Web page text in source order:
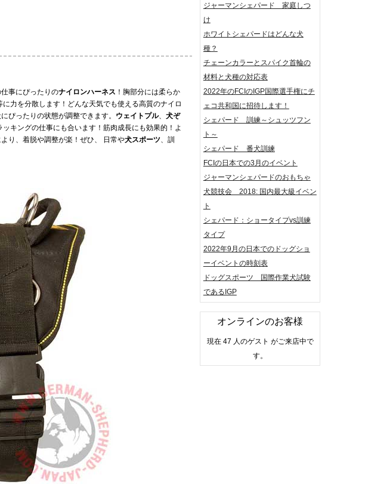
事にぴったりのナイロンハーネス ！胸部分には柔らか
力を分散します！どんな天気でも使える高質のナイロ
ぴったりの状態が調整できます。 ウェイトプル、 犬ぞ
キングの仕事にも合います！筋肉成長にも効果的！よ
り、着脱や調整が楽！ぜひ、 日常や犬スポーツ、訓
ジャーマンシェパード 家庭しつ
け
ホワイトシェパードはどんな犬
種？
チェーンカラーとスパイク首輪の
材料と犬種の対応表
2022年のFCIのIGP国際選手権にチ
ェコ共和国に招待します！
シェパード 訓練～シュッツフン
ト～
シェパード 番犬訓練
FCIの日本での3月のイベント
ジャーマンシェパードのおもちゃ
犬競技会 2018: 国内最大級イベン
ト
シェパード：ショータイプvs訓練
タイプ
2022年9月の日本でのドッグショ
ーイベントの時刻表
ドッグスポーツ 国際作業犬試験
であるIGP
オンラインのお客様
現在 47 人のゲスト がご来店中で
す。